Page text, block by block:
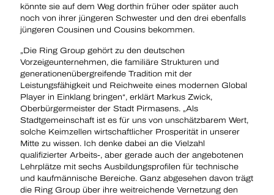
könnte sie auf dem Weg dorthin früher oder später auch
noch von ihrer jüngeren Schwester und den drei ebenfalls
jüngeren Cousinen und Cousins bekommen.
„Die Ring Group gehört zu den deutschen
Vorzeigeunternehmen, die familiäre Strukturen und
generationenübergreifende Tradition mit der
Leistungsfähigkeit und Reichweite eines modernen Global
Player in Einklang bringen“, erklärt Markus Zwick,
Oberbürgermeister der Stadt Pirmasens. „Als
Stadtgemeinschaft ist es für uns von unschätzbarem Wert,
solche Keimzellen wirtschaftlicher Prosperität in unserer
Mitte zu wissen. Ich denke dabei an die Vielzahl
qualifizierter Arbeits-, aber gerade auch der angebotenen
Lehrplätze mit sechs Ausbildungsprofilen für technische
und kaufmännische Bereiche. Ganz abgesehen davon trägt
die Ring Group über ihre weitreichende Vernetzung den